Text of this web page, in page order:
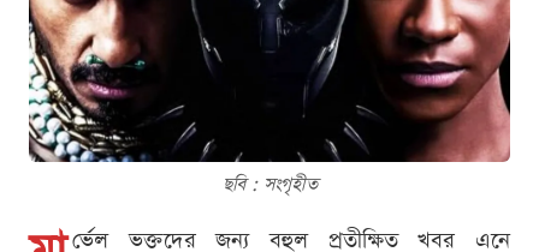
ছবি : সংগৃহীত
র্ভেল ভক্তদের জন্য বহুল প্রতীক্ষিত খবর এনে